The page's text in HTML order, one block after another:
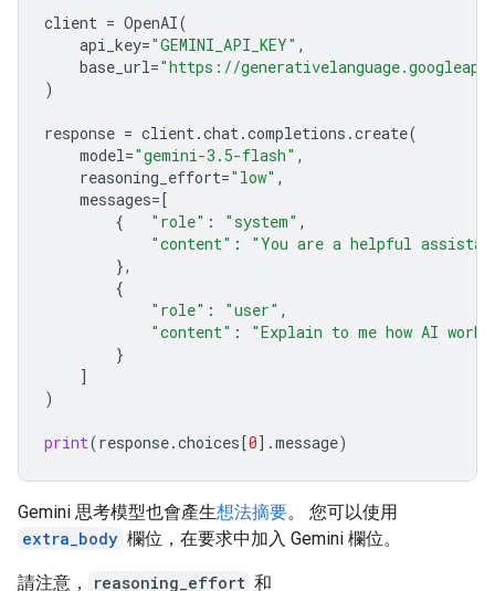
client = OpenAI(
api_key="GEMINI_API_KEY" ,
base_url="https://
)
response = client.chat.completions .create(
model="gemini-3.5-flash" ,
reasoning_effort="low" ,
messages=[
{
"role" : "system" ,
"content" :
"You are a helpful
},
{
"role" : "user" ,
"content" :
"Explain to me how AI
}
]
)
print(response.choices[0] .message)
Gemini 思考模型也會產生想法摘要。 您可以使用
extra_body 欄位，在要求中加入 Gemini 欄位。
請注意， reasoning_effort 和